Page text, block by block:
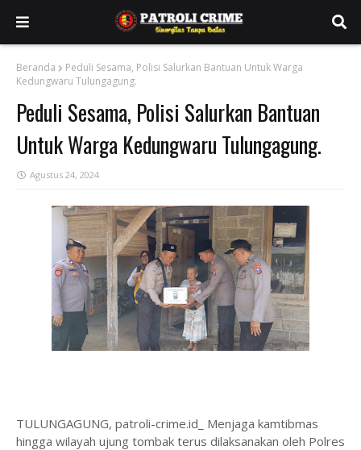
Beranda
Peduli Sesama, Polisi Salurkan Bantuan Untuk Warga
Kedungwaru Tulungagung.
Peduli Sesama, Polisi Salurkan Bantuan
Untuk Warga Kedungwaru Tulungagung.
Agustus 24, 2024
TULUNGAGUNG, patroli-crime.id_ Menjaga kamtibmas
hingga wilayah ujung tombak terus dilaksanakan oleh Polres